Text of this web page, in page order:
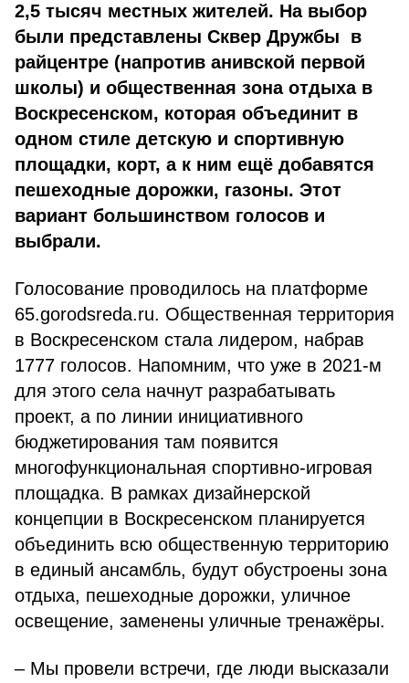
2,5 тысяч местных жителей. На выбор
были представлены Сквер Дружбы в
райцентре (напротив анивской первой
школы) и общественная зона отдыха в
Воскресенском, которая объединит в
одном стиле детскую и спортивную
площадки, корт, а к ним ещё добавятся
пешеходные дорожки, газоны. Этот
вариант большинством голосов и
выбрали.
Голосование проводилось на платформе
65.gorodsreda.ru. Общественная территория
в Воскресенском стала лидером, набрав
1777 голосов. Напомним, что уже в 2021-м
для этого села начнут разрабатывать
проект, а по линии инициативного
бюджетирования там появится
многофункциональная спортивно-игровая
площадка. В рамках дизайнерской
концепции в Воскресенском планируется
объединить всю общественную территорию
в единый ансамбль, будут обустроены зона
отдыха, пешеходные дорожки, уличное
освещение, заменены уличные тренажёры.
– Мы провели встречи, где люди высказали